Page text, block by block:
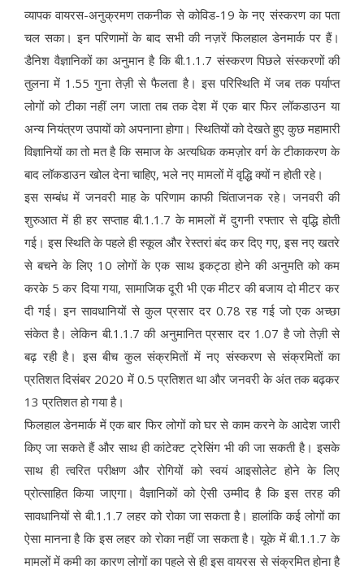
व्यापक वायरस-अनुक्रमण तकनीक से कोविड-19 के नए संस्करण का पता
चल सका। इन परिणामों के बाद सभी की नज़रें फिलहाल डेनमार्क पर हैं।
डैनिश वैज्ञानिकों का अनुमान है कि बी.1.1.7 संस्करण पिछले संस्करणों की
तुलना में 1.55 गुना तेज़ी से फैलता है। इस परिस्थिति में जब तक पर्याप्त
लोगों को टीका नहीं लग जाता तब तक देश में एक बार फिर लॉकडाउन या
अन्य नियंत्रण उपायों को अपनाना होगा। स्थितियों को देखते हुए कुछ महामारी
विज्ञानियों का तो मत है कि समाज के अत्यधिक कमज़ोर वर्ग के टीकाकरण के
बाद लॉकडाउन खोल देना चाहिए, भले नए मामलों में वृद्धि क्यों न होती रहे।
इस सम्बंध में जनवरी माह के परिणाम काफी चिंताजनक रहे। जनवरी की
शुरुआत में ही हर सप्ताह बी.1.1.7 के मामलों में दुगनी रफ्तार से वृद्धि होती
गई। इस स्थिति के पहले ही स्कूल और रेस्तरां बंद कर दिए गए, इस नए खतरे
से बचने के लिए 10 लोगों के एक साथ इकट्ठा होने की अनुमति को कम
करके 5 कर दिया गया, सामाजिक दूरी भी एक मीटर की बजाय दो मीटर कर
दी गई। इन सावधानियों से कुल प्रसार दर 0.78 रह गई जो एक अच्छा
संकेत है। लेकिन बी.1.1.7 की अनुमानित प्रसार दर 1.07 है जो तेज़ी से
बढ़ रही है। इस बीच कुल संक्रमितों में नए संस्करण से संक्रमितों का
प्रतिशत दिसंबर 2020 में 0.5 प्रतिशत था और जनवरी के अंत तक बढ़कर
13 प्रतिशत हो गया है।
फिलहाल डेनमार्क में एक बार फिर लोगों को घर से काम करने के आदेश जारी
किए जा सकते हैं और साथ ही कांटेक्ट ट्रेसिंग भी की जा सकती है। इसके
साथ ही त्वरित परीक्षण और रोगियों को स्वयं आइसोलेट होने के लिए
प्रोत्साहित किया जाएगा। वैज्ञानिकों को ऐसी उम्मीद है कि इस तरह की
सावधानियों से बी.1.1.7 लहर को रोका जा सकता है। हालांकि कई लोगों का
ऐसा मानना है कि इस लहर को रोका नहीं जा सकता है। यूके में बी.1.1.7 के
मामलों में कमी का कारण लोगों का पहले से ही इस वायरस से संक्रमित होना है